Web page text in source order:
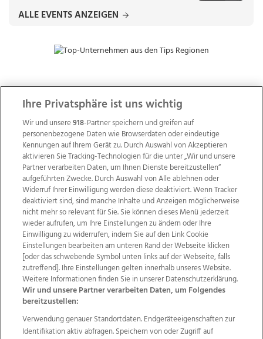
ALLE EVENTS ANZEIGEN
ZUR NACHRICHTENÜBERSICHT
Wir über uns Mediadaten Kontakt
Jobs
Datenschutz
Impressum
AGB Anzeigekunden
AGB Website
Ehrenkodex Politische Werbung
Weitere Angebote des Medienhauses Wimmer
Ihre Privatsphäre ist uns wichtig
Wir und unsere918-Partner speichern und greifen auf
personenbezogene Daten wie Browserdaten oder eindeutige
Kennungen auf Ihrem Gerät zu. Durch Auswahl von Akzeptieren
aktivieren Sie Tracking-Technologien für die unter „Wir und unsere
Partner verarbeiten Daten, um Ihnen Dienste bereitzustellen“
aufgeführten Zwecke. Durch Auswahl von Alle ablehnen oder
Widerruf Ihrer Einwilligung werden diese deaktiviert. Wenn Tracker
deaktiviert sind, sind manche Inhalte und Anzeigen möglicherweise
nicht mehr so relevant für Sie. Sie können dieses Menü jederzeit
wieder aufrufen, um Ihre Einstellungen zu ändern oder Ihre
Einwilligung zu widerrufen, indem Sie auf den Link Cookie
Einstellungen bearbeiten am unteren Rand der Webseite klicken
[oder das schwebende Symbol unten links auf der Webseite, falls
zutreffend]. Ihre Einstellungen gelten innerhalb unseres Website.
Weitere Informationen finden Sie in unserer Datenschutzerklärung.
Wir und unsere Partner verarbeiten Daten, um Folgendes
bereitzustellen:
Verwendung genauer Standortdaten. Endgeräteeigenschaften zur
Identifikation aktiv abfragen. Speichern von oder Zugriff auf